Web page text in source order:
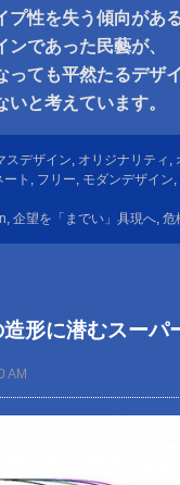
プ性を失う傾向があ
であった民藝が、
っても平然たるデザ
と考えています。
スデザイン, オリジナリティ ,
ート , フリー, モダンデザイン,
, 企望を「までい」具現へ, 危
造形に潜むスーパ
AM